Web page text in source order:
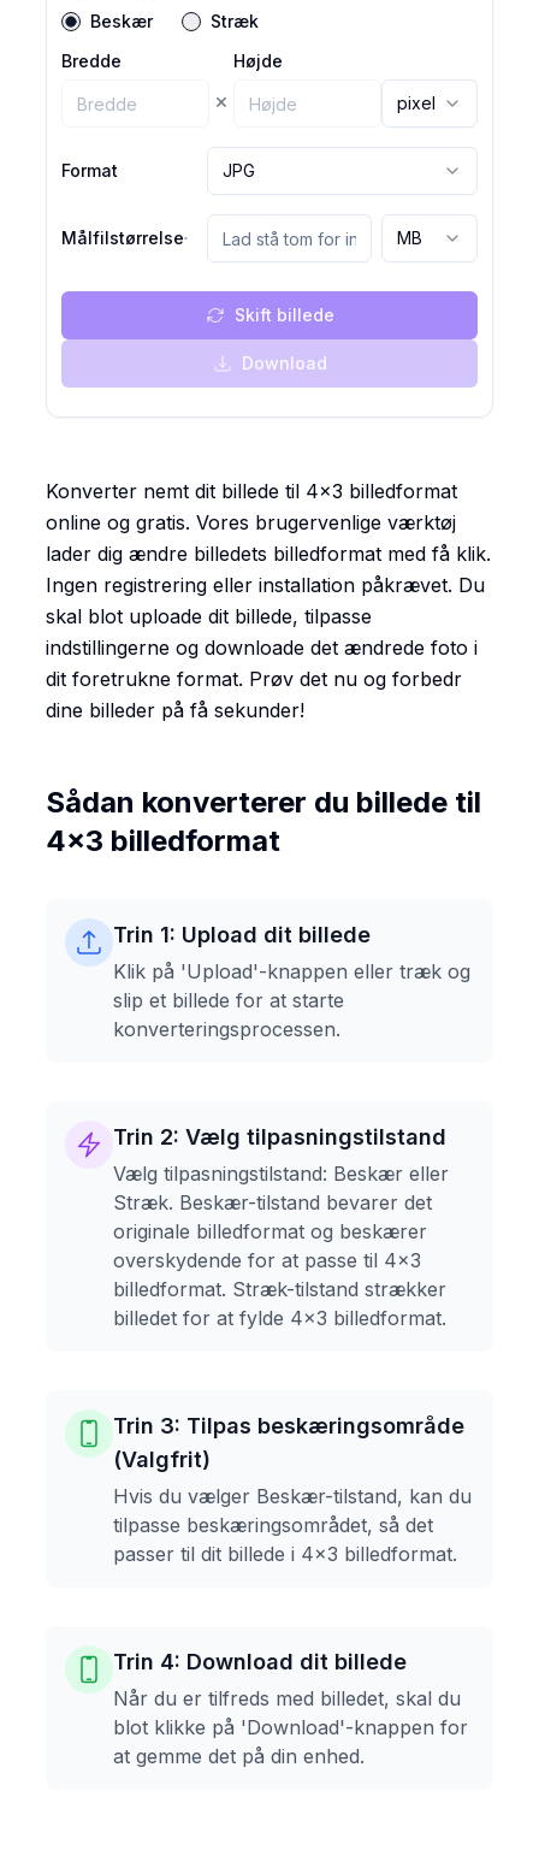
Beskær
Stræk
Bredde
×
Højde
pixel
Format JPG
Målfilstørrelse MB
Skift billede
Download
Konverter nemt dit billede til 4x3 billedformat
online og gratis. Vores brugervenlige værktøj
lader dig ændre billedets billedformat med få klik.
Ingen registrering eller installation påkrævet. Du
skal blot uploade dit billede, tilpasse
indstillingerne og downloade det ændrede foto i
dit foretrukne format. Prøv det nu og forbedr
dine billeder på få sekunder!
Sådan konverterer du billede til
4x3 billedformat
Trin 1: Upload dit billede
Klik på 'Upload'-knappen eller træk og
slip et billede for at starte
konverteringsprocessen.
Trin 2: Vælg tilpasningstilstand
Vælg tilpasningstilstand: Beskær eller
Stræk. Beskær-tilstand bevarer det
originale billedformat og beskærer
overskydende for at passe til 4x3
billedformat. Stræk-tilstand strækker
billedet for at fylde 4x3 billedformat.
Trin 3: Tilpas beskæringsområde
(Valgfrit)
Hvis du vælger Beskær-tilstand, kan du
tilpasse beskæringsområdet, så det
passer til dit billede i 4x3 billedformat.
Trin 4: Download dit billede
Når du er tilfreds med billedet, skal du
blot klikke på 'Download'-knappen for
at gemme det på din enhed.